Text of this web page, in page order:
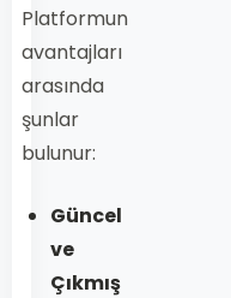
Platformun
avantajları
arasında
şunlar
bulunur:
Güncel
ve
Çıkmış